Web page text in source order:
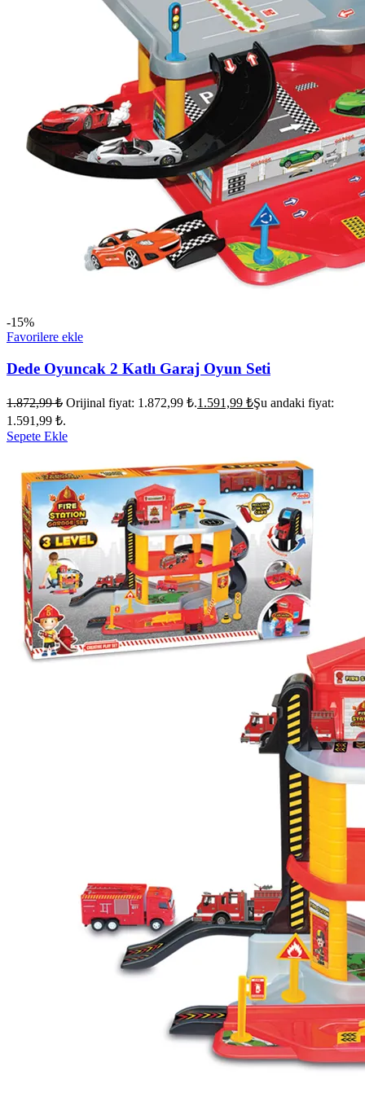
-15%
Favorilere ekle
Dede Oyuncak 2 Katlı Garaj Oyun Seti
1.872,99₺ Orijinal fiyat: 1.872,99 ₺.1.591,99 ₺Şu andaki fiyat:
1.591,99 ₺.
Sepete Ekle